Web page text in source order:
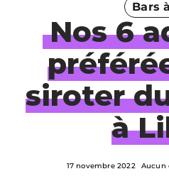
Bars
Nos 6
siroter
à
17 novembre 2022 Aucun